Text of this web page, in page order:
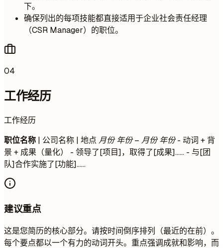
下。
确保列出的每项技能都直接适用于企业社会责任经理
（CSR Manager）的职位。
04
工作经历
工作经历
职位名称 | 公司名称 | 地点 月份 年份 – 月份 年份- 动词 + 背
景 + 成果（量化） - 领导了[项目]，取得了[成果]…… - 与[团
队]合作实施了[功能]……
建议重点
这是您简历的核心部分。请按时间倒序排列（最近的在前）。
每个要点都以一个有力的动词开头。重点强调成就和影响，而